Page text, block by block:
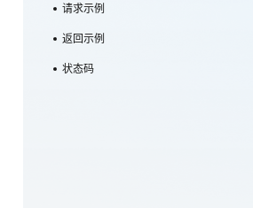
请求示例
返回示例
状态码